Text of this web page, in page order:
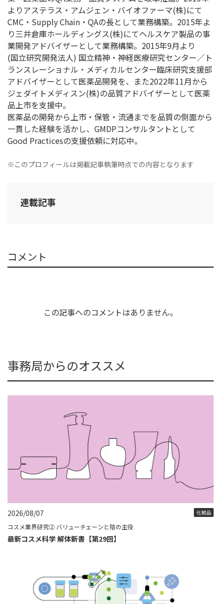
よりアステラス・アムジェン・バイオファーマ(株)にて
CMC・Supply Chain・QAの長として業務構築。2015年よ
り三井倉庫ホールディングス(株)にてヘルスケア製品の事
業開発アドバイザーとして業務構築。2015年9月より
(国立研究開発法人) 国立精神・神経医療研究センター／ト
ランスレーショナル・メディカルセンター臨床研究支援部
アドバイザーとして医薬品開発を、また2022年11月から
ジェダイトメディスン(株)の品質アドバイザーとして医薬
品上市を支援中。
医薬品の開発から上市・保管・流通までを品質の側面から
一貫した経験を活かし、GMDPコンサルタントとして
Good Practicesの支援依頼に対応中。
※このプロフィールは掲載記事執筆時点での内容となります
連載記事
コメント
この記事へのコメントはありません。
事務局からのオススメ
2026/08/07 化粧品
コスメ業界研究② バリューチェーンと陰の主役
最新コスメ科学 解体新書【第29回】